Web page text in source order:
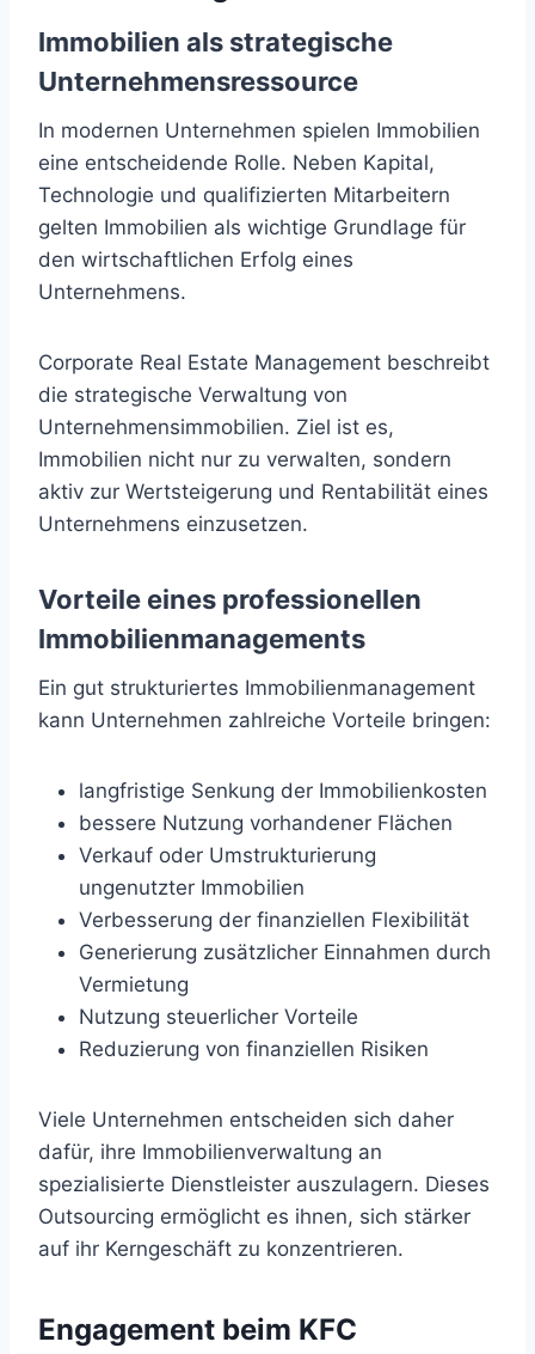
Immobilien als strategische
Unternehmensressource
In modernen Unternehmen spielen Immobilien
eine entscheidende Rolle. Neben Kapital,
Technologie und qualifizierten Mitarbeitern
gelten Immobilien als wichtige Grundlage für
den wirtschaftlichen Erfolg eines
Unternehmens.
Corporate Real Estate Management beschreibt
die strategische Verwaltung von
Unternehmensimmobilien. Ziel ist es,
Immobilien nicht nur zu verwalten, sondern
aktiv zur Wertsteigerung und Rentabilität eines
Unternehmens einzusetzen.
Vorteile eines professionellen
Immobilienmanagements
Ein gut strukturiertes Immobilienmanagement
kann Unternehmen zahlreiche Vorteile bringen:
langfristige Senkung der Immobilienkosten
bessere Nutzung vorhandener Flächen
Verkauf oder Umstrukturierung
ungenutzter Immobilien
Verbesserung der finanziellen Flexibilität
Generierung zusätzlicher Einnahmen durch
Vermietung
Nutzung steuerlicher Vorteile
Reduzierung von finanziellen Risiken
Viele Unternehmen entscheiden sich daher
dafür, ihre Immobilienverwaltung an
spezialisierte Dienstleister auszulagern. Dieses
Outsourcing ermöglicht es ihnen, sich stärker
auf ihr Kerngeschäft zu konzentrieren.
Engagement beim KFC